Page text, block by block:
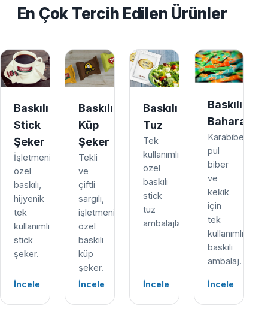
En Çok Tercih Edilen Ürünler
Baskılı
Stick
Şeker
İşletmenize
özel
baskılı,
hijyenik
tek
kullanımlık
stick
şeker.
İncele
Baskılı
Küp
Şeker
Tekli
ve
çiftli
sargılı,
işletmenize
özel
baskılı
küp
şeker.
İncele
Baskılı
Tuz
Tek
kullanımlık,
özel
baskılı
stick
tuz
ambalajları.
İncele
Baskılı
Baharat
Karabiber,
pul
biber
ve
kekik
için
tek
kullanımlık
baskılı
ambalaj.
İncele